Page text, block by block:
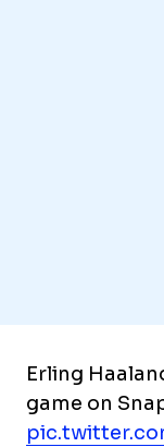
Erling
game on